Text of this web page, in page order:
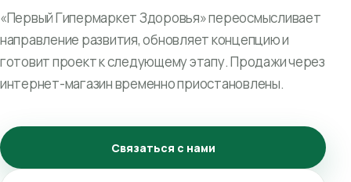
«Первый Гипермаркет Здоровья» переосмысливает
направление развития, обновляет концепцию и
готовит проект к следующему этапу. Продажи через
интернет-магазин временно приостановлены.
Связаться с нами